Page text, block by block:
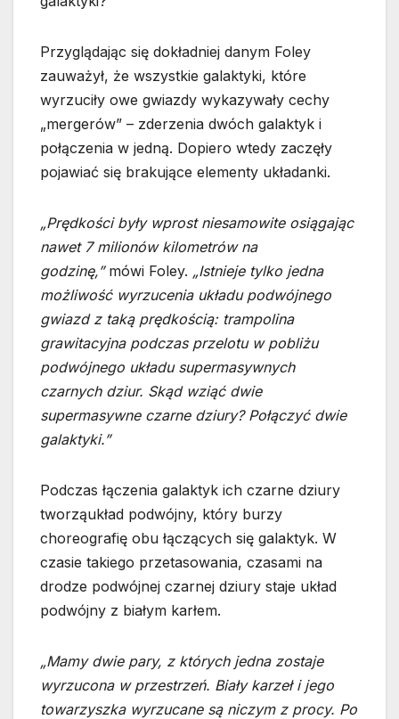
Przyglądając się dokładniej danym Foley
zauważył, że wszystkie galaktyki, które
wyrzuciły owe gwiazdy wykazywały cechy
„mergerów” – zderzenia dwóch galaktyk i
połączenia w jedną. Dopiero wtedy zaczęły
pojawiać się brakujące elementy układanki.
„Prędkości były wprost niesamowite osiągając
nawet 7 milionów kilometrów na
godzinę,” mówi Foley. „Istnieje tylko jedna
możliwość wyrzucenia układu podwójnego
gwiazd z taką prędkością: trampolina
grawitacyjna podczas przelotu w pobliżu
podwójnego układu supermasywnych
czarnych dziur. Skąd wziąć dwie
supermasywne czarne dziury? Połączyć dwie
galaktyki.”
Podczas łączenia galaktyk ich czarne dziury
tworząukład podwójny, który burzy
choreografię obu łączących się galaktyk. W
czasie takiego przetasowania, czasami na
drodze podwójnej czarnej dziury staje układ
podwójny z białym karłem.
„Mamy dwie pary, z których jedna zostaje
wyrzucona w przestrzeń. Biały karzeł i jego
towarzyszka wyrzucane są niczym z procy. Po